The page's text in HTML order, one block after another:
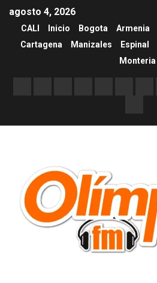
agosto 4, 2026
CALI Inicio Bogota Armenia
Cartagena
Manizales Espinal
Monteria